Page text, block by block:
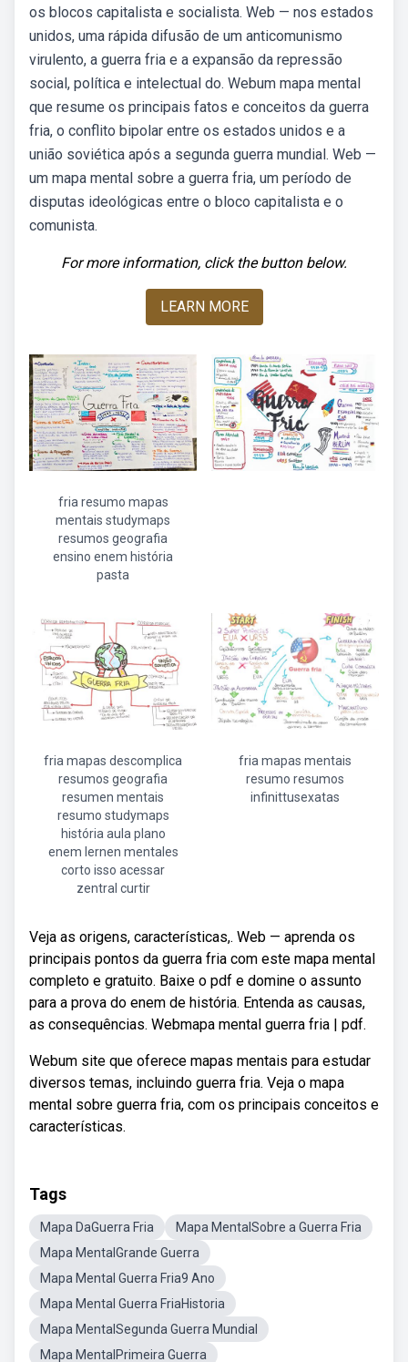
os blocos capitalista e socialista. Web — nos estados
unidos, uma rápida difusão de um anticomunismo
virulento, a guerra fria e a expansão da repressão
social, política e intelectual do. Webum mapa mental
que resume os principais fatos e conceitos da guerra
fria, o conflito bipolar entre os estados unidos e a
união soviética após a segunda guerra mundial. Web —
um mapa mental sobre a guerra fria, um período de
disputas ideológicas entre o bloco capitalista e o
comunista.
For more information, click the button below.
LEARN MORE
fria resumo mapas
mentais studymaps
resumos geografia
ensino enem história
pasta
fria mapas descomplica
resumos geografia
resumen mentais
resumo studymaps
história aula plano
enem lernen mentales
corto isso acessar
zentral curtir
fria mapas mentais
resumo resumos
infinittusexatas
Veja as origens, características,. Web — aprenda os
principais pontos da guerra fria com este mapa mental
completo e gratuito. Baixe o pdf e domine o assunto
para a prova do enem de história. Entenda as causas,
as consequências. Webmapa mental guerra fria | pdf.
Webum site que oferece mapas mentais para estudar
diversos temas, incluindo guerra fria. Veja o mapa
mental sobre guerra fria, com os principais conceitos e
características.
Tags
Mapa DaGuerra Fria
Mapa MentalSobre a Guerra Fria
Mapa MentalGrande Guerra
Mapa Mental Guerra Fria9 Ano
Mapa Mental Guerra FriaHistoria
Mapa MentalSegunda Guerra Mundial
Mapa MentalPrimeira Guerra